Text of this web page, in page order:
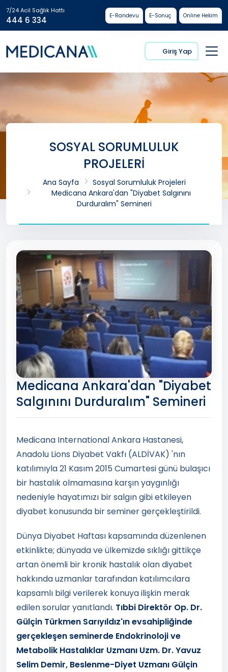
7/24 Acil Sağlık Hattı
444 6 334 E-Randevu E-Sonuç Online Hekim
Giriş Yap
SOSYAL SORUMLULUK
PROJELERİ
Ana Sayfa
Sosyal Sorumluluk Projeleri
Medicana Ankara'dan "Diyabet Salgınını
Durduralım" Semineri
Medicana Ankara'dan "Diyabet
Salgınını Durduralım" Semineri
Medicana International Ankara Hastanesi,
Anadolu Lions Diyabet Vakfı (ALDİVAK) 'nın
katılımıyla 21 Kasım 2015 Cumartesi günü bulaşıcı
bir hastalık olmamasına karşın yaygınlığı
nedeniyle hayatımızı bir salgın gibi etkileyen
diyabet konusunda bir seminer gerçekleştirildi.
Dünya Diyabet Haftası kapsamında düzenlenen
etkinlikte; dünyada ve ülkemizde sıklığı gittikçe
artan önemli bir kronik hastalık olan diyabet
hakkında uzmanlar tarafından katılımcılara
kapsamlı bilgi verilerek konuya ilişkin merak
edilen sorular yanıtlandı. Tıbbi Direktör Op. Dr.
Gülçin Türkmen Sarıyıldız'ın evsahipliğinde
gerçekleşen seminerde Endokrinoloji ve
Metabolik Hastalıklar Uzmanı Uzm. Dr. Yavuz
Selim Demir, Beslenme-Diyet Uzmanı Gülçin